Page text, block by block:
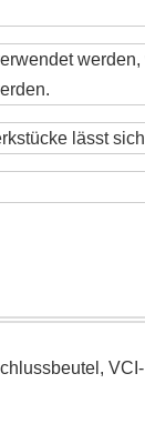
lässt
VCI-